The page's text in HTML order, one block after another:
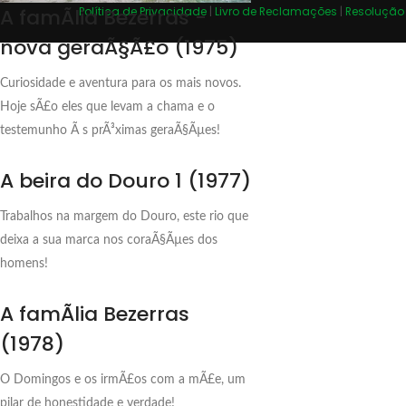
Política de Privacidade | Livro de Reclamações |